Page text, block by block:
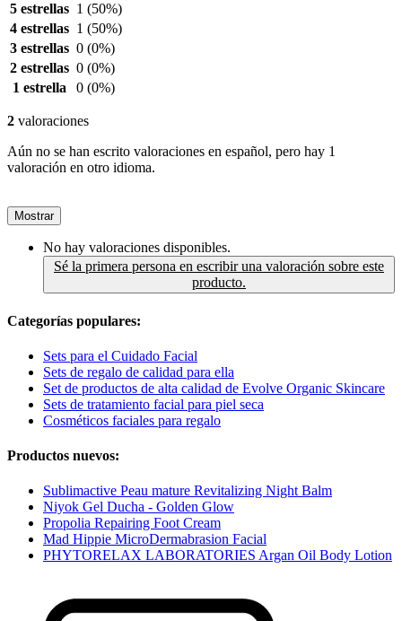
5 estrellas 1 (50%)
4 estrellas 1 (50%)
3 estrellas 0 (0%)
2 estrellas 0 (0%)
1 estrella
0 (0%)
2 valoraciones
Aún no se han escrito valoraciones en español, pero hay 1
valoración en otro idioma.
Mostrar
No hay valoraciones disponibles.
Sé la primera persona en escribir una valoración sobre este
producto.
Categorías populares:
Sets para el Cuidado Facial
Sets de regalo de calidad para ella
Set de productos de alta calidad de Evolve Organic Skincare
Sets de tratamiento facial para piel seca
Cosméticos faciales para regalo
Productos nuevos:
Sublimactive Peau mature Revitalizing Night Balm
Niyok Gel Ducha - Golden Glow
Propolia Repairing Foot Cream
Mad Hippie MicroDermabrasion Facial
PHYTORELAX LABORATORIES Argan Oil Body Lotion